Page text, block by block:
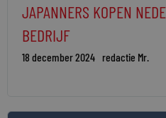
JAPANNERS KOPEN
BEDRIJF
18 december 2024 redactie Mr.